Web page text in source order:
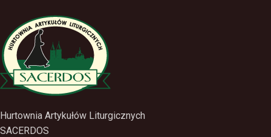
Hurtownia Artykułów Liturgicznych
SACERDOS